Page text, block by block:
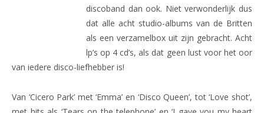
discoband dan ook. Niet verwonderlijk dus
dat alle acht studio-albums van de Britten
als een verzamelbox uit zijn gebracht. Acht
lp’s op 4 cd’s, als dat geen lust voor het oor
van iedere disco-liefhebber is!
Van ‘Cicero Park’ met ‘Emma’ en ‘Disco Queen’, tot ‘Love shot’,